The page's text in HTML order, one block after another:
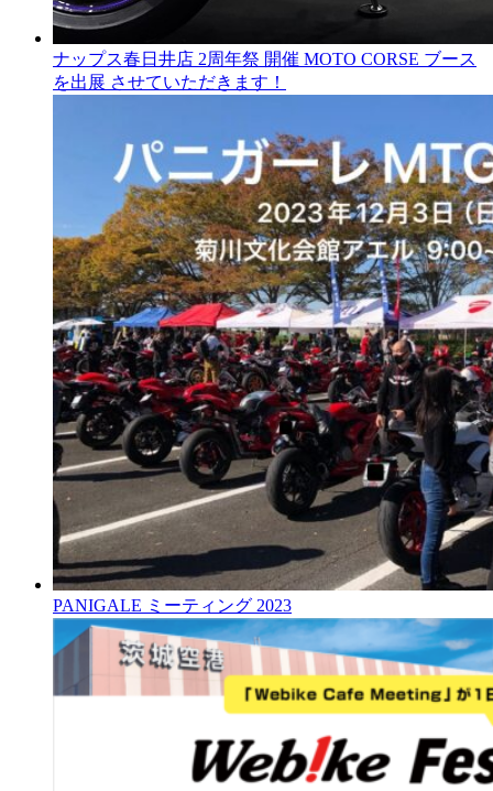
ナップス春日井店 2周年祭 開催 MOTO CORSE ブース
を出展 させていただきます！
PANIGALE ミーティング 2023